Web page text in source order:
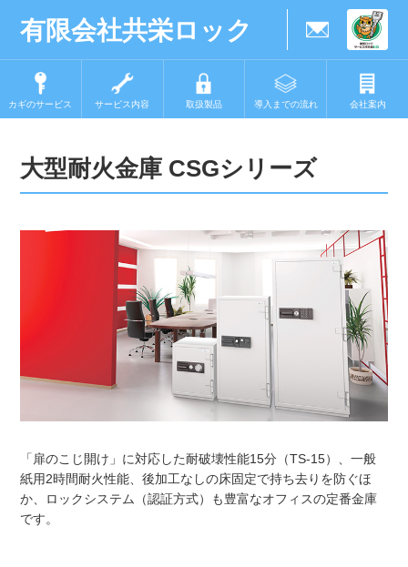
有限会社共栄ロック
カギのサービス サービス内容 取扱製品 導入までの流れ 会社案内
大型耐火金庫 CSGシリーズ
「扉のこじ開け」に対応した耐破壊性能15分（TS-15）、一般
紙用2時間耐火性能、後加工なしの床固定で持ち去りを防ぐほ
か、ロックシステム（認証方式）も豊富なオフィスの定番金庫
です。